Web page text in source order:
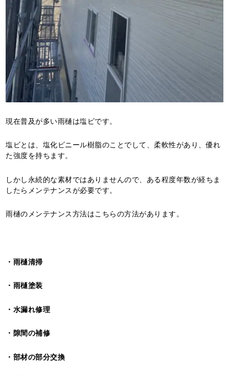
現在普及が多い雨樋は塩ビです。
塩ビとは、塩化ビニール樹脂のことでして、柔軟性があり、優れ
た強度を持ちます。
しかし永続的な素材ではありませんので、ある程度年数が経ちま
したらメンテナンスが必要です。
雨樋のメンテナンス方法はこちらの方法があります。
・雨樋清掃
・雨樋塗装
・水漏れ修理
・隙間の補修
・部材の部分交換